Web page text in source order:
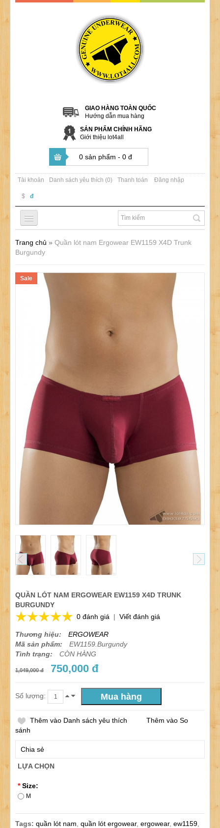
GIAO HÀNG TOÀN QUỐC
Hướng dẫn mua hàng
SẢN PHẨM CHÍNH HÃNG
Giới thiệu lot4all
0 sản phẩm - 0 đ
Tài khoản Danh sách yêu thích (0) Thanh toán Đăng nhập
$ đ
QUẦN LÓT NAM
ÁO LÓT NAM
ĐỒ LÓT NỮ
SẢN PHẨM KHÁC
Trang chủ » Quần lót nam Ergowear EW1159 X4D Trunk
Burgundy
Sale
QUẦN LÓT NAM ERGOWEAR EW1159 X4D TRUNK
BURGUNDY
0 đánh giá | Viết đánh giá
Thương hiệu:
ERGOWEAR
Mã sản phẩm:
EW1159.Burgundy
Tình trạng:
CÒN HÀNG
1,049,000 đ 750,000 đ
Số lượng:
Thêm vào Danh sách yêu thích
Thêm vào So
sánh
Chia sẻ
LỰA CHỌN
* Size:
M
Tags: quần lót nam quần lót ergowear, ergowear, ew1159